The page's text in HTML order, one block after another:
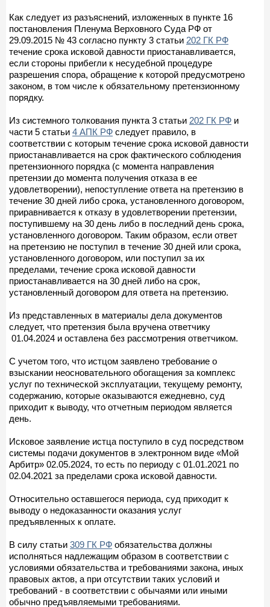
Как следует из разъяснений, изложенных в пункте 16
постановления Пленума Верховного Суда РФ от
29.09.2015 № 43 согласно пункту 3 статьи 202 ГК РФ
течение срока исковой давности приостанавливается,
если стороны прибегли к несудебной процедуре
разрешения спора, обращение к которой предусмотрено
законом, в том числе к обязательному претензионному
порядку.
Из системного толкования пункта 3 статьи 202 ГК РФ и
части 5 статьи 4 АПК РФ следует правило, в
соответствии с которым течение срока исковой давности
приостанавливается на срок фактического соблюдения
претензионного порядка (с момента направления
претензии до момента получения отказа в ее
удовлетворении), непоступление ответа на претензию в
течение 30 дней либо срока, установленного договором,
приравнивается к отказу в удовлетворении претензии,
поступившему на 30 день либо в последний день срока,
установленного договором. Таким образом, если ответ
на претензию не поступил в течение 30 дней или срока,
установленного договором, или поступил за их
пределами, течение срока исковой давности
приостанавливается на 30 дней либо на срок,
установленный договором для ответа на претензию.
Из представленных в материалы дела документов
следует, что претензия была вручена ответчику
01.04.2024 и оставлена без рассмотрения ответчиком.
С учетом того, что истцом заявлено требование о
взыскании неосновательного обогащения за комплекс
услуг по технической эксплуатации, текущему ремонту,
содержанию, которые оказываются ежедневно, суд
приходит к выводу, что отчетным периодом является
день.
Исковое заявление истца поступило в суд посредством
системы подачи документов в электронном виде «Мой
Арбитр» 02.05.2024, то есть по периоду с 01.01.2021 по
02.04.2021 за пределами срока исковой давности.
Относительно оставшегося периода, суд приходит к
выводу о недоказанности оказания услуг
предъявленных к оплате.
В силу статьи 309 ГК РФ обязательства должны
исполняться надлежащим образом в соответствии с
условиями обязательства и требованиями закона, иных
правовых актов, а при отсутствии таких условий и
требований - в соответствии с обычаями или иными
обычно предъявляемыми требованиями.